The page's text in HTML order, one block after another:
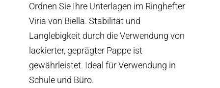
Ordnen Sie Ihre Unterlagen im Ringhefter
Viria von Biella. Stabilität und
Langlebigkeit durch die Verwendung von
lackierter, geprägter Pappe ist
gewährleistet. Ideal für Verwendung in
Schule und Büro.